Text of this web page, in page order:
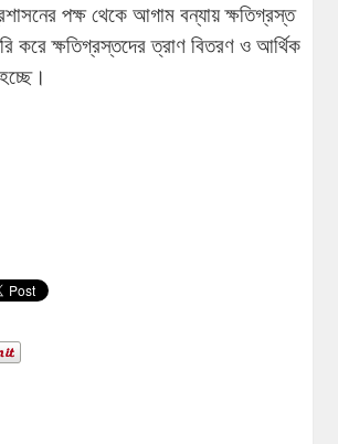
পক্ষ থেকে আগাম বন্যায় ক্ষতিগ্রস্ত
করে ক্ষতিগ্রস্তদের ত্রাণ বিতরণ ও আর্থিক